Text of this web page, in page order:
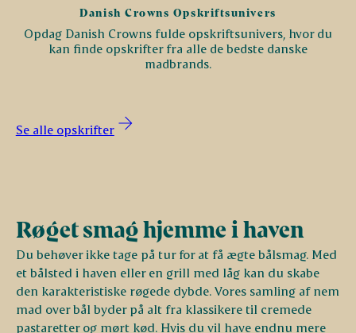
Danish Crowns Opskriftsunivers
Opdag Danish Crowns fulde opskriftsunivers, hvor du
kan finde opskrifter fra alle de bedste danske
madbrands.
Se alle opskrifter
Røget smag hjemme i haven
Du behøver ikke tage på tur for at få ægte bålsmag. Med
et bålsted i haven eller en grill med låg kan du skabe
den karakteristiske røgede dybde. Vores samling af nem
mad over bål byder på alt fra klassikere til cremede
pastaretter og mørt kød. Hvis du vil have endnu mere